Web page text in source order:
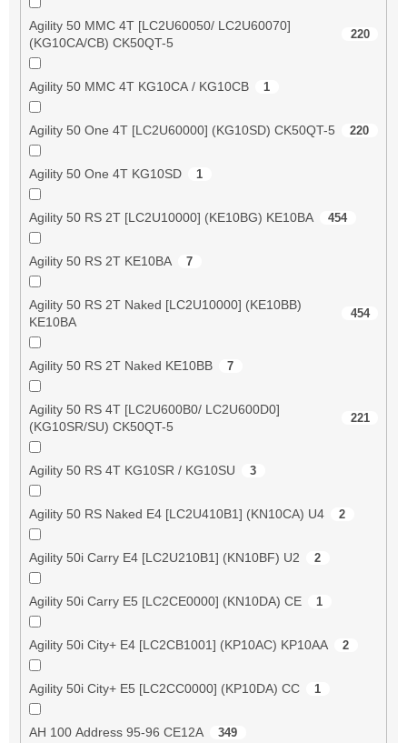
Agility 50 MMC 4T [LC2U60050/ LC2U60070]
(KG10CA/CB) CK50QT-5
220
Agility 50 MMC 4T KG10CA / KG10CB 1
Agility 50 One 4T [LC2U60000] (KG10SD) CK50QT-5 220
Agility 50 One 4T KG10SD 1
Agility 50 RS 2T [LC2U10000] (KE10BG) KE10BA 454
Agility 50 RS 2T KE10BA 7
Agility 50 RS 2T Naked [LC2U10000] (KE10BB)
KE10BA
454
Agility 50 RS 2T Naked KE10BB 7
Agility 50 RS 4T [LC2U600B0/ LC2U600D0]
(KG10SR/SU) CK50QT-5
221
Agility 50 RS 4T KG10SR / KG10SU 3
Agility 50 RS Naked E4 [LC2U410B1] (KN10CA) U4 2
Agility 50i Carry E4 [LC2U210B1] (KN10BF) U2 2
Agility 50i Carry E5 [LC2CE0000] (KN10DA) CE 1
Agility 50i City+ E4 [LC2CB1001] (KP10AC) KP10AA 2
Agility 50i City+ E5 [LC2CC0000] (KP10DA) CC 1
AH 100 Address 95-96 CE12A 349